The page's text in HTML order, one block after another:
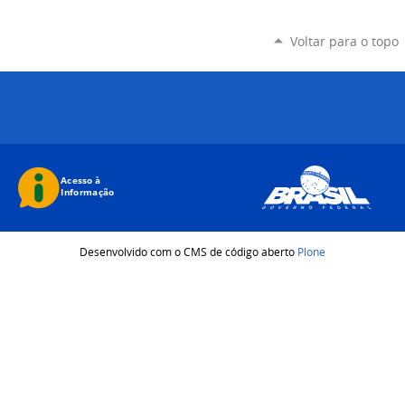
Voltar para o topo
Desenvolvido com o CMS de código aberto Plone